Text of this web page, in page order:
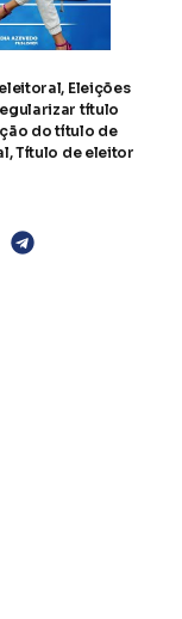
, Eleições
título
do título de
,Título de eleitor